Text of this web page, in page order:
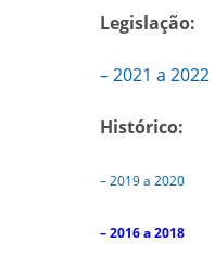
Legislação:
– 2021 a 2022
Histórico:
– 2019 a 2020
–2016 a 2018